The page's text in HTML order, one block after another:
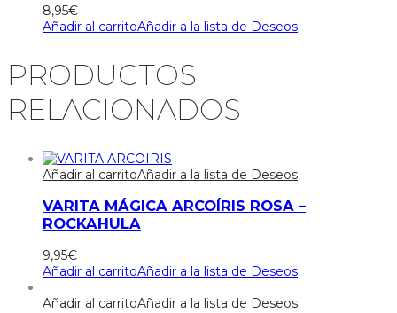
8,95€
Añadir al carritoAñadir a la lista de Deseos
PRODUCTOS
RELACIONADOS
Añadir al carritoAñadir a la lista de Deseos
VARITA MÁGICA ARCOÍRIS ROSA –
ROCKAHULA
9,95€
Añadir al carritoAñadir a la lista de Deseos
Añadir al carritoAñadir a la lista de Deseos